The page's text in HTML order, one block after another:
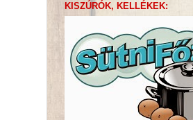
KISZÚRÓK, KELLÉKEK: